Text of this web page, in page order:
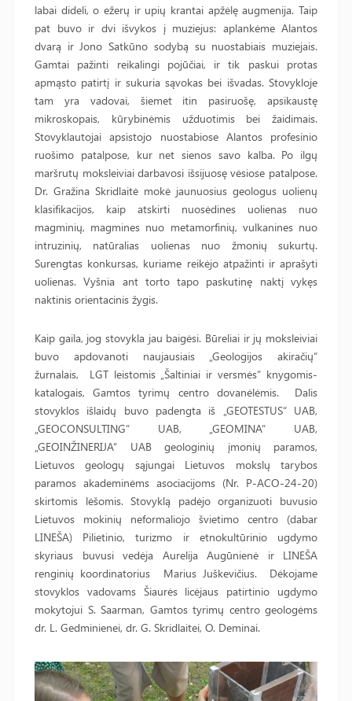
labai dideli, o ežerų ir upių krantai apžėlę augmenija. Taip
pat buvo ir dvi išvykos į muziejus: aplankėme Alantos
dvarą ir Jono Satkūno sodybą su nuostabiais muziejais.
Gamtai pažinti reikalingi pojūčiai, ir tik paskui protas
apmąsto patirtį ir sukuria sąvokas bei išvadas. Stovykloje
tam yra vadovai, šiemet itin pasiruošę, apsikaustę
mikroskopais, kūrybinėmis užduotimis bei žaidimais.
Stovyklautojai apsistojo nuostabiose Alantos profesinio
ruošimo patalpose, kur net sienos savo kalba. Po ilgų
maršrutų moksleiviai darbavosi išsijuosę vėsiose patalpose.
Dr. Gražina Skridlaitė mokė jaunuosius geologus uolienų
klasifikacijos, kaip atskirti nuosėdines uolienas nuo
magminių, magmines nuo metamorfinių, vulkanines nuo
intruzinių, natūralias uolienas nuo žmonių sukurtų.
Surengtas konkursas, kuriame reikėjo atpažinti ir aprašyti
uolienas. Vyšnia ant torto tapo paskutinę naktį vykęs
naktinis orientacinis žygis.
Kaip gaila, jog stovykla jau baigėsi. Būreliai ir jų moksleiviai
buvo apdovanoti naujausiais „Geologijos akiračių“
žurnalais, LGT leistomis „Šaltiniai ir versmės“ knygomis-
katalogais, Gamtos tyrimų centro dovanėlėmis. Dalis
stovyklos išlaidų buvo padengta iš „GEOTESTUS“ UAB,
„GEOCONSULTING“ UAB, „GEOMINA“ UAB,
„GEOINŽINERIJA“ UAB geologinių įmonių paramos,
Lietuvos geologų sąjungai Lietuvos mokslų tarybos
paramos akademinėms asociacijoms (Nr. P-ACO-24-20)
skirtomis lėšomis. Stovyklą padėjo organizuoti buvusio
Lietuvos mokinių neformaliojo švietimo centro (dabar
LINEŠA) Pilietinio, turizmo ir etnokultūrinio ugdymo
skyriaus buvusi vedėja Aurelija Augūnienė ir LINEŠA
renginių koordinatorius Marius Juškevičius. Dėkojame
stovyklos vadovams Šiaurės licėjaus patirtinio ugdymo
mokytojui S. Saarman, Gamtos tyrimų centro geologėms
dr. L. Gedminienei, dr. G. Skridlaitei, O. Deminai.